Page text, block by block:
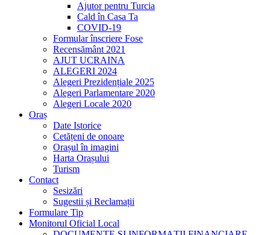
Ajutor pentru Turcia
Cald în Casa Ta
COVID-19
Formular înscriere Fose
Recensământ 2021
AJUT UCRAINA
ALEGERI 2024
Alegeri Prezidențiale 2025
Alegeri Parlamentare 2020
Alegeri Locale 2020
Oraș
Date Istorice
Cetățeni de onoare
Orașul în imagini
Harta Orașului
Turism
Contact
Sesizări
Sugestii și Reclamații
Formulare Tip
Monitorul Oficial Local